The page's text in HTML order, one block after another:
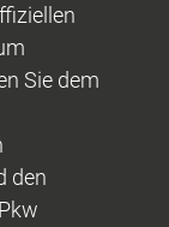
Sie dem
den